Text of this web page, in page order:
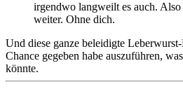
irgendwo langweilt es auch.
weiter. Ohne dich.
Und diese ganze beleidigte
Chance gegeben habe auszuführen,
könnte.